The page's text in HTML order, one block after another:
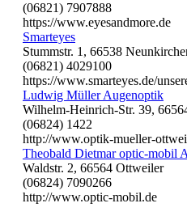
(06821) 7907888
https://www.eyesandmore.de
Smarteyes
Stummstr. 1, 66538
(06821) 4029100
https://www.smarteyes.de/
Ludwig Müller Augenoptik
Wilhelm-Heinrich-Str. 39,
(06824) 1422
http://www.optik-mueller-
Theobald Dietmar optic-mobil
Waldstr. 2, 66564 Ottweiler
(06824) 7090266
http://www.optic-mobil.de